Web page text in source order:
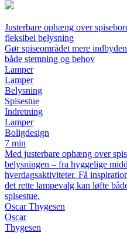
Justerbare ophæng over
fleksibel belysning
Gør spiseområdet mere
både stemning og behov
Lamper
Lamper
Belysning
Spisestue
Indretning
Lamper
Boligdesign
7 min
Med justerbare ophæng over
belysningen – fra hyggelige
hverdagsaktiviteter. Få
det rette lampevalg kan løfte
spisestue.
Oscar Thygesen
Oscar
Thygesen